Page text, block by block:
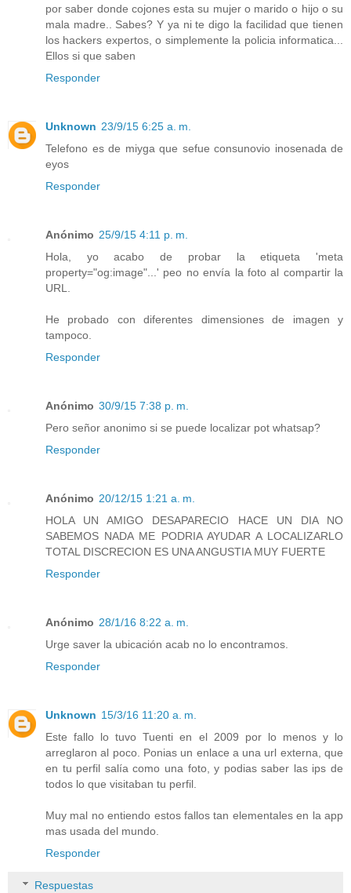
por saber donde cojones esta su mujer o marido o hijo o su
mala madre.. Sabes? Y ya ni te digo la facilidad que tienen
los hackers expertos, o simplemente la policia informatica...
Ellos si que saben
Responder
Unknown 23/9/15 6:25 a. m.
Telefono es de miyga que sefue consunovio inosenada de
eyos
Responder
Anónimo 25/9/15 4:11 p. m.
Hola, yo acabo de probar la etiqueta 'meta
property="og:image"...' peo no envía la foto al compartir la
URL.
He probado con diferentes dimensiones de imagen y
tampoco.
Responder
Anónimo 30/9/15 7:38 p. m.
Pero señor anonimo si se puede localizar pot whatsap?
Responder
Anónimo 20/12/15 1:21 a. m.
HOLA UN AMIGO DESAPARECIO HACE UN DIA NO
SABEMOS NADA ME PODRIA AYUDAR A LOCALIZARLO
TOTAL DISCRECION ES UNA ANGUSTIA MUY FUERTE
Responder
Anónimo 28/1/16 8:22 a. m.
Urge saver la ubicación acab no lo encontramos.
Responder
Unknown 15/3/16 11:20 a. m.
Este fallo lo tuvo Tuenti en el 2009 por lo menos y lo
arreglaron al poco. Ponias un enlace a una url externa, que
en tu perfil salía como una foto, y podias saber las ips de
todos lo que visitaban tu perfil.
Muy mal no entiendo estos fallos tan elementales en la app
mas usada del mundo.
Responder
Respuestas